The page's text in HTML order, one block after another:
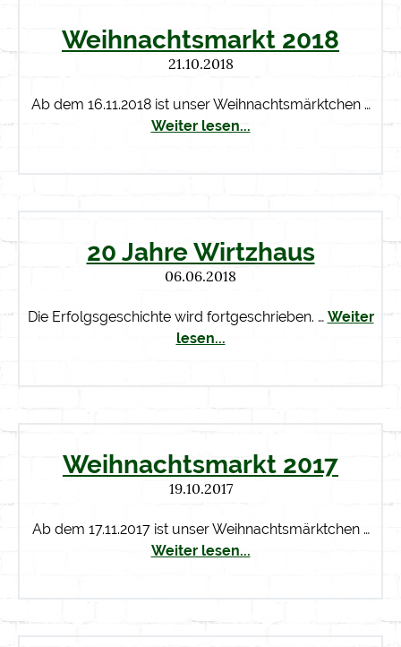
Weihnachtsmarkt 2018
21.10.2018
Ab dem 16.11.2018 ist unser Weihnachtsmärktchen …
Weiter lesen...
20 Jahre Wirtzhaus
06.06.2018
Die Erfolgsgeschichte wird fortgeschrieben. … Weiter
lesen...
Weihnachtsmarkt 2017
19.10.2017
Ab dem 17.11.2017 ist unser Weihnachtsmärktchen …
Weiter lesen...